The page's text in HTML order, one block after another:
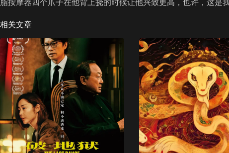
脂按摩器四个爪子在他背上挠的时候让他兴致更高，也许，这是
相关文章